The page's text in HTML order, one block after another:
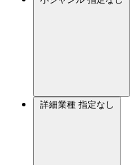
詳細業種 指定なし